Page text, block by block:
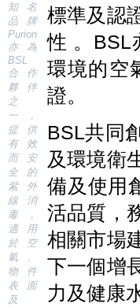
知名
品牌
Purion
亦為
BSL
合作
夥伴
之
一，
提供
有效
而安
全的
紫外
線消
毒，
適用
於空
氣、
物件
表面
及
標準及認
性 。BSL
環境的空
證。
BSL共同
及環境衛
備及使用
活品質，
相關市場
下一個增
力及健康